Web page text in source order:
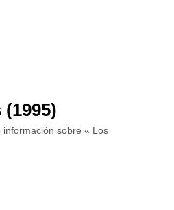
sobre « Los